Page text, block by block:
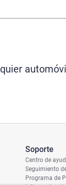
Soporte
Centro de
Seguimiento
Programa de